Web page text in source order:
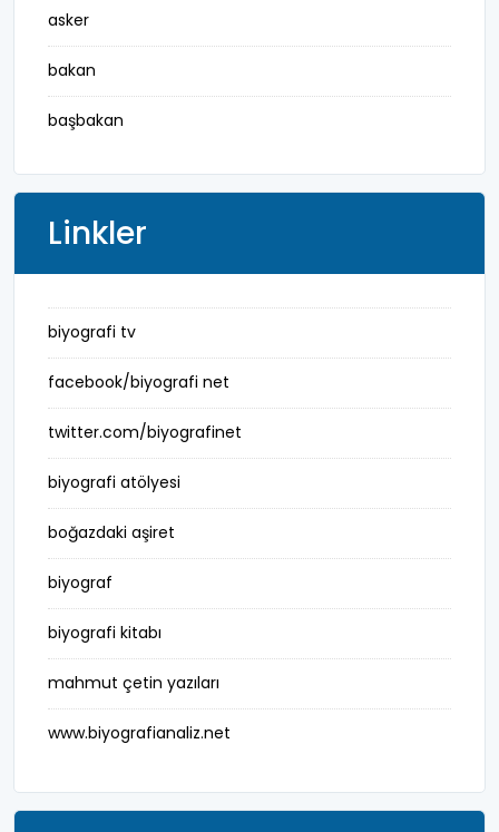
asker
bakan
başbakan
belediye başkanı
besteci
buluş
bürokrat
büyükelçi
cumhurbaşkanı
denizci
din adamı
doktor
fotoğrafçı
futbol
fıkra kahramanı
Linkler
biyografi tv
facebook/biyografi net
twitter.com/biyografinet
biyografi atölyesi
boğazdaki aşiret
biyograf
biyografi kitabı
mahmut çetin yazıları
www.biyografianaliz.net